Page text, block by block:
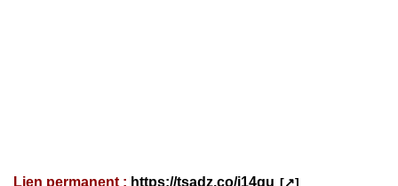
Lien permanent : https://tsadz.co/i14qu